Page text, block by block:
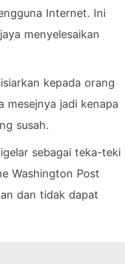
Internet. Ini
menyelesaikan
kepada orang
mesejnya jadi kenapa
susah.
sebagai teka-teki
Washington Post
dan tidak dapat